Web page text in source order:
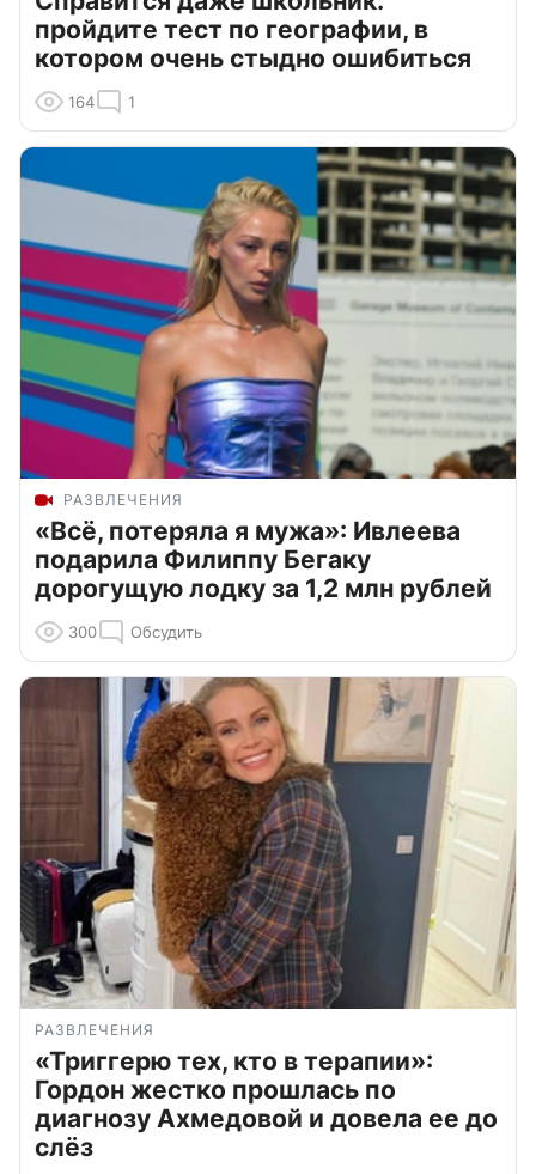
пройдите тест по географии, в
котором очень стыдно ошибиться
164 1
РАЗВЛЕЧЕНИЯ
«Всё, потеряла я мужа»: Ивлеева
подарила Филиппу Бегаку
дорогущую лодку за 1,2 млн рублей
300 Обсудить
РАЗВЛЕЧЕНИЯ
«Триггерю тех, кто в терапии»:
Гордон жестко прошлась по
диагнозу Ахмедовой и довела ее до
слёз